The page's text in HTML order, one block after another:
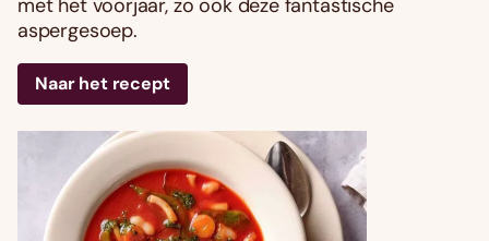
aspergesoep.
Naar het recept